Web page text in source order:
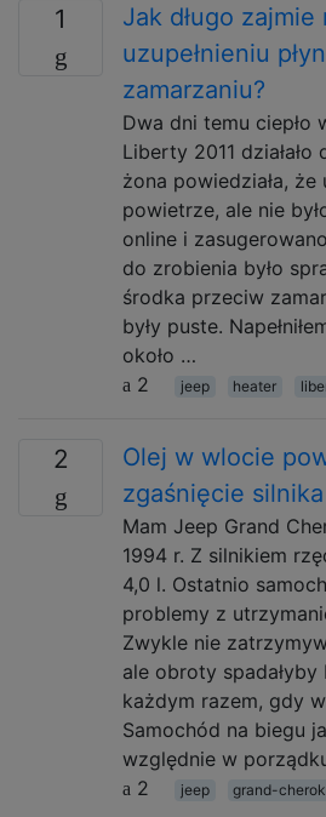
1
Jak długo zajmie
uzupełnieniu
zamarzaniu?
Dwa dni temu ciepło
Liberty 2011
żona powiedziała, że
powietrze, ale nie
online i
do zrobienia było
środka przeciw
były puste.
około …
2
jeep heater
2
Olej w wlocie
zgaśnięcie silnika
Mam Jeep Grand
1994 r. Z silnikiem
4,0 l. Ostatnio
problemy z
Zwykle nie
ale obroty
każdym razem, gdy
Samochód na biegu
względnie w
2
jeep grand-